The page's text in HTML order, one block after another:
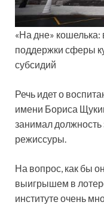
«На дне»
поддержки сферы
субсидий
Речь идет о
имени Бориса
занимал
режиссуры.
На вопрос, как бы
выигрышем в
институте очень